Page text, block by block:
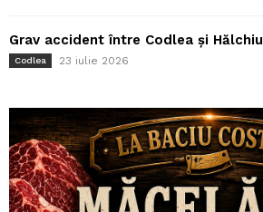
Grav accident între Codlea și Hălchiu
Codlea 23 iulie 2026